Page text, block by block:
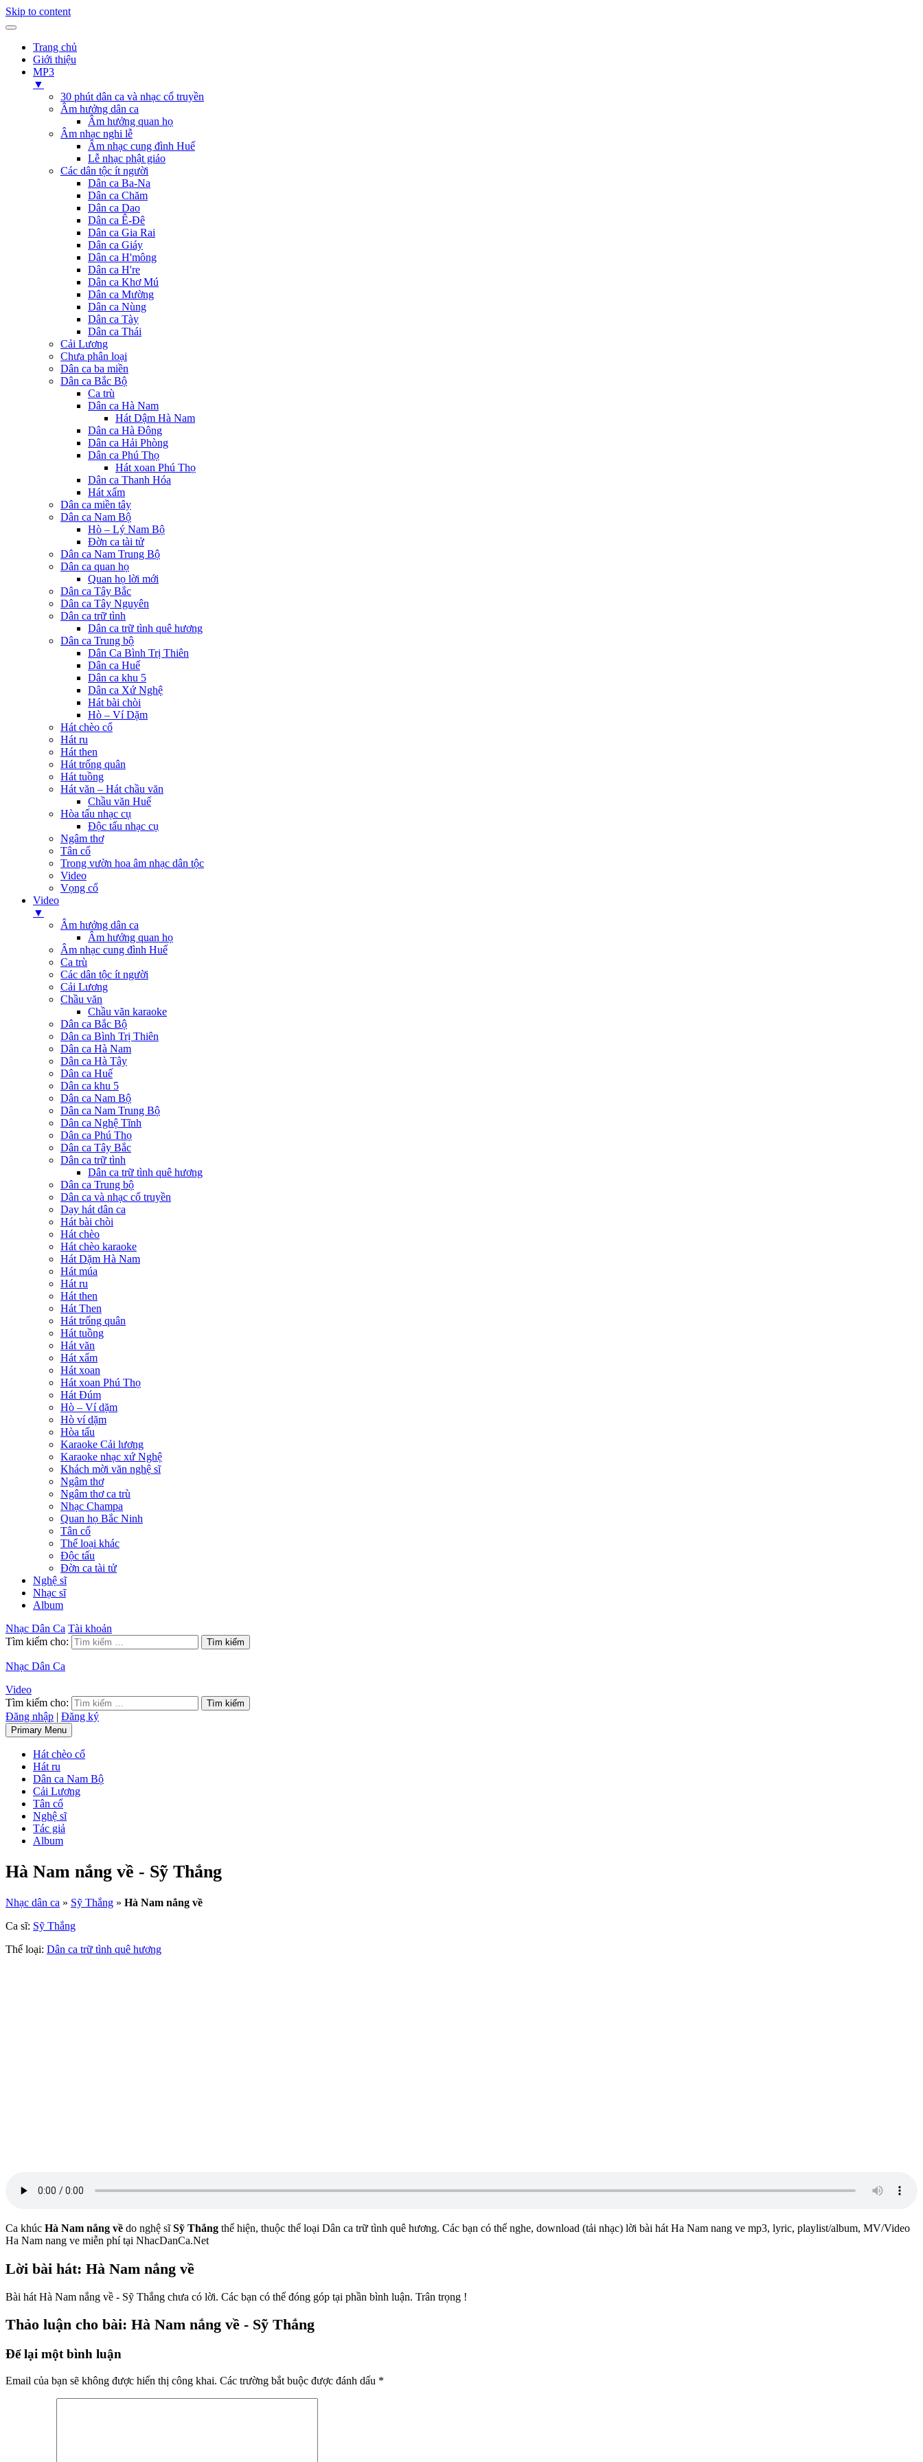
Skip to content
Trang chủ
Giới thiệu
MP3
▼
30 phút dân ca và nhạc cổ truyền
Âm hưởng dân ca
Âm hưởng quan họ
Âm nhạc nghi lễ
Âm nhạc cung đình Huế
Lễ nhạc phật giáo
Các dân tộc ít người
Dân ca Ba-Na
Dân ca Chăm
Dân ca Dao
Dân ca Ê-Đê
Dân ca Gia Rai
Dân ca Giáy
Dân ca H'mông
Dân ca H're
Dân ca Khơ Mú
Dân ca Mường
Dân ca Nùng
Dân ca Tày
Dân ca Thái
Cải Lương
Chưa phân loại
Dân ca ba miền
Dân ca Bắc Bộ
Ca trù
Dân ca Hà Nam
Hát Dậm Hà Nam
Dân ca Hà Đông
Dân ca Hải Phòng
Dân ca Phú Thọ
Hát xoan Phú Thọ
Dân ca Thanh Hóa
Hát xẩm
Dân ca miền tây
Dân ca Nam Bộ
Hò – Lý Nam Bộ
Đờn ca tài tử
Dân ca Nam Trung Bộ
Dân ca quan họ
Quan họ lời mới
Dân ca Tây Bắc
Dân ca Tây Nguyên
Dân ca trữ tình
Dân ca trữ tình quê hương
Dân ca Trung bộ
Dân Ca Bình Trị Thiên
Dân ca Huế
Dân ca khu 5
Dân ca Xứ Nghệ
Hát bài chòi
Hò – Ví Dặm
Hát chèo cổ
Hát ru
Hát then
Hát trống quân
Hát tuồng
Hát văn – Hát chầu văn
Chầu văn Huế
Hòa tấu nhạc cụ
Độc tấu nhạc cụ
Ngâm thơ
Tân cổ
Trong vườn hoa âm nhạc dân tộc
Video
Vọng cổ
Video
▼
Âm hưởng dân ca
Âm hưởng quan họ
Âm nhạc cung đình Huế
Ca trù
Các dân tộc ít người
Cải Lương
Chầu văn
Chầu văn karaoke
Dân ca Bắc Bộ
Dân ca Bình Trị Thiên
Dân ca Hà Nam
Dân ca Hà Tây
Dân ca Huế
Dân ca khu 5
Dân ca Nam Bộ
Dân ca Nam Trung Bộ
Dân ca Nghệ Tĩnh
Dân ca Phú Thọ
Dân ca Tây Bắc
Dân ca trữ tình
Dân ca trữ tình quê hương
Dân ca Trung bộ
Dân ca và nhạc cổ truyền
Dạy hát dân ca
Hát bài chòi
Hát chèo
Hát chèo karaoke
Hát Dặm Hà Nam
Hát múa
Hát ru
Hát then
Hát Then
Hát trống quân
Hát tuồng
Hát văn
Hát xẩm
Hát xoan
Hát xoan Phú Thọ
Hát Đúm
Hò – Ví dặm
Hò ví dặm
Hòa tấu
Karaoke Cải lương
Karaoke nhạc xứ Nghệ
Khách mời văn nghệ sĩ
Ngâm thơ
Ngâm thơ ca trù
Nhạc Champa
Quan họ Bắc Ninh
Tân cổ
Thể loại khác
Độc tấu
Đờn ca tài tử
Nghệ sĩ
Nhạc sĩ
Album
Nhạc Dân Ca Tài khoản
Tìm kiếm cho:
Nhạc Dân Ca
Video
Tìm kiếm cho:
Đăng nhập | Đăng ký
Primary Menu
Hát chèo cổ
Hát ru
Dân ca Nam Bộ
Cải Lương
Tân cổ
Nghệ sĩ
Tác giả
Album
Hà Nam nắng về - Sỹ Thắng
Nhạc dân ca » Sỹ Thắng » Hà Nam nắng về
Ca sĩ: Sỹ Thắng
Thể loại: Dân ca trữ tình quê hương
Ca khúc Hà Nam nắng về do nghệ sĩSỹ Thắng thể hiện, thuộc thể loại Dân ca trữ tình quê hương. Các bạn có thể nghe, download (tải nhạc) lời bài hát Ha Nam nang ve mp3, lyric, playlist/album, MV/Video
Ha Nam nang ve miễn phí tại NhacDanCa.Net
Lời bài hát: Hà Nam nắng về
Bài hát Hà Nam nắng về - Sỹ Thắng chưa có lời. Các bạn có thể đóng góp tại phần bình luận. Trân trọng !
Thảo luận cho bài: Hà Nam nắng về - Sỹ Thắng
Để lại một bình luận
Email của bạn sẽ không được hiển thị công khai. Các trường bắt buộc được đánh dấu *